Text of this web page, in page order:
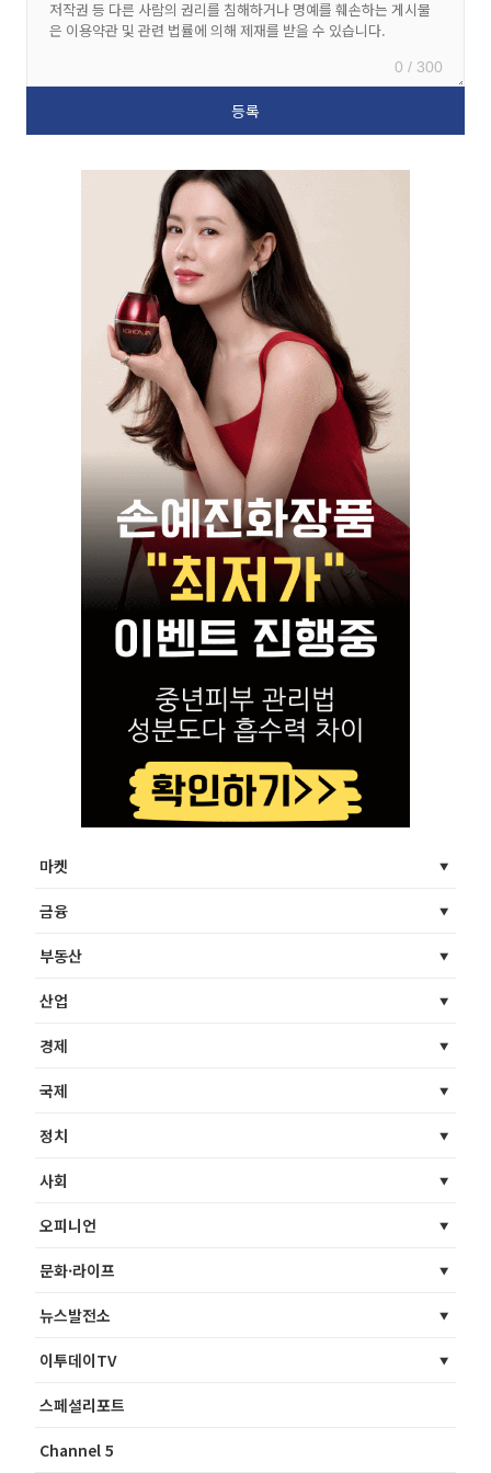
0 / 300
마켓
금융
부동산
산업
경제
국제
정치
사회
오피니언
문화·라이프
뉴스발전소
이투데이TV
스페셜리포트
Channel 5